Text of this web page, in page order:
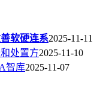
软硬连系2025-11-11
处置方2025-11-10
智库2025-11-07